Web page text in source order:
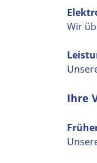
Wir
Ihre